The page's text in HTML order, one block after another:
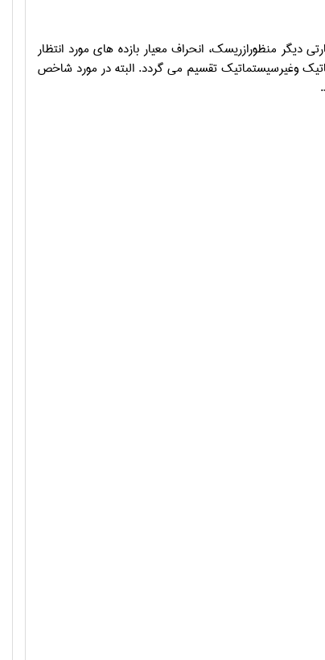
دیگر منظورازریسک، انحراف معیار بازده های مورد انتظار
وغیرسیستماتیک تقسیم می گردد. البته در مورد شاخص